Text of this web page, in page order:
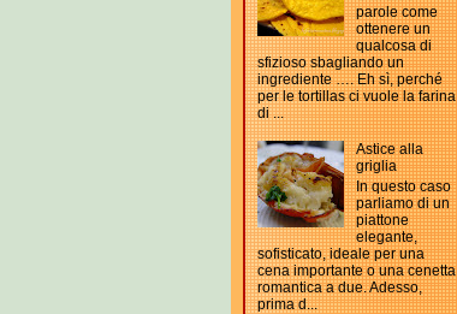
parole come
ottenere un
qualcosa di
sfizioso sbagliando un
ingrediente …. Eh sì, perché
per le tortillas ci vuole la farina
di ...
Astice alla
griglia
In questo caso
parliamo di un
piattone
elegante,
sofisticato, ideale per una
cena importante o una cenetta
romantica a due. Adesso,
prima d...